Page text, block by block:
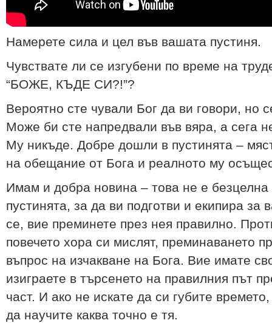
Намерете сила и цел във вашата пустиня.
Чувствате ли се изгубени по време на
“БОЖЕ, КЪДЕ СИ?!”?
Вероятно сте чували Бог да ви говори, но
Може би сте напредвали във вяра, а сега
Му никъде. Добре дошли в пустинята –
на обещание от Бога и реалното му
Имам и добра новина – това не е безцелна
пустинята, за да ви подготви и екипира за
се, вие преминете през нея правилно.
повечето хора си мислят, преминаването
въпрос на изчакване на Бога. Вие имате
изиграете в търсенето на правилния път
част. И ако не искате да си губите
да научите каква точно е тя.